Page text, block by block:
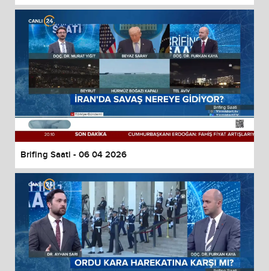
Brifing Saati - 06 04 2026